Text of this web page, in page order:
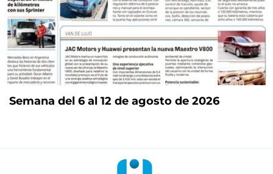
Semana del 6 al 12 de agosto de 2026